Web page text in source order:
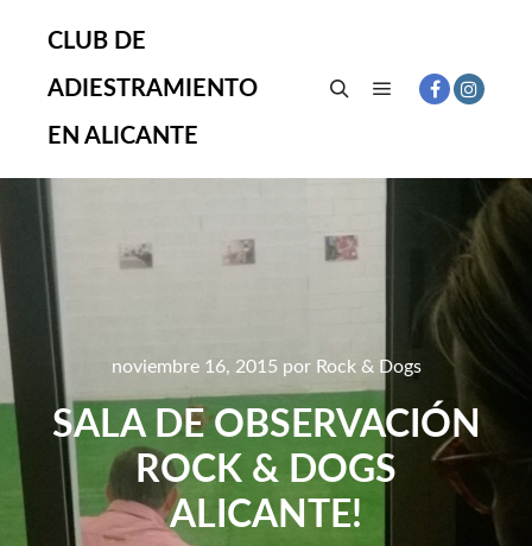
CLUB DE
ADIESTRAMIENTO
EN ALICANTE
noviembre 16, 2015 por Rock & Dogs
SALA DE OBSERVACIÓN
ROCK & DOGS
ALICANTE!